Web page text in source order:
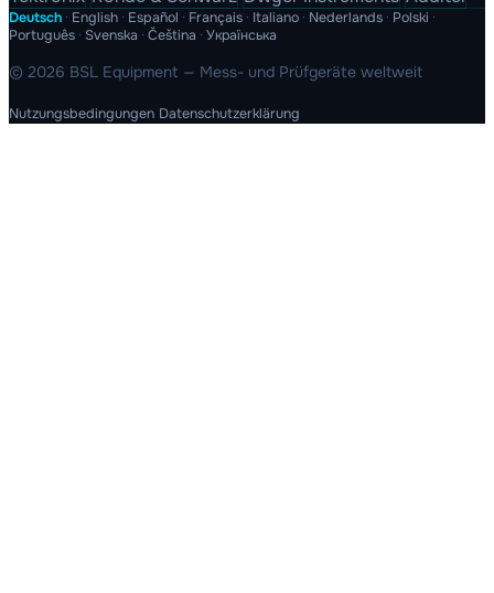
Deutsch · English · Español · Français · Italiano · Nederlands · Polski ·
Português · Svenska · Čeština · Українська
© 2026 BSL Equipment — Mess- und Prüfgeräte weltweit
Nutzungsbedingungen Datenschutzerklärung